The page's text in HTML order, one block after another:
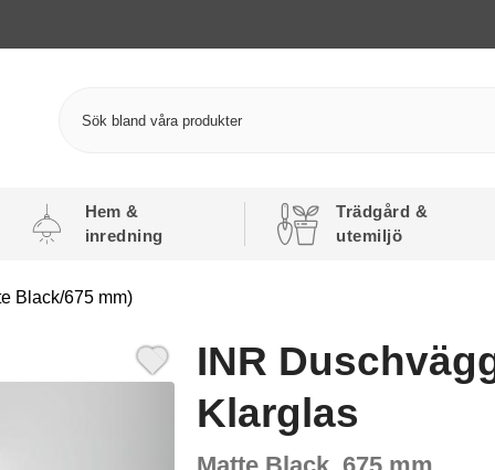
Hem &
inredning
Trädgård &
utemiljö
Black/675 mm)
INR
Klarglas